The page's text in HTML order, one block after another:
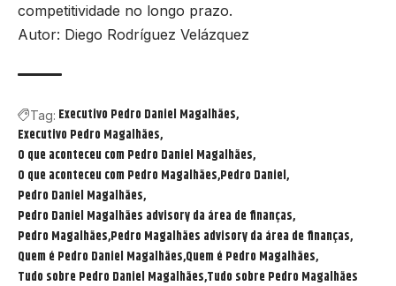
competitividade no longo prazo.
Autor: Diego Rodríguez Velázquez
Tag: Executivo Pedro Daniel Magalhães
Executivo Pedro Magalhães
O que aconteceu com Pedro Daniel Magalhães
O que aconteceu com Pedro Magalhães Pedro Daniel
Pedro Daniel Magalhães
Pedro Daniel Magalhães advisory da área de finanças
Pedro Magalhães Pedro Magalhães advisory da área de finanças
Quem é Pedro Daniel Magalhães Quem é Pedro Magalhães
Tudo sobre Pedro Daniel Magalhães Tudo sobre Pedro Magalhães